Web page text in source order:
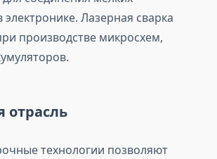
Лазерная сварка
производстве микросхем,
отрасль
технологии позволяют